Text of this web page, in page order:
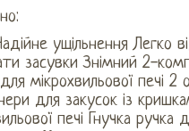
ущільнення Легко
засувки Знімний 2-
мікрохвильової печі 2
для закусок із
печі Гнучка ручка